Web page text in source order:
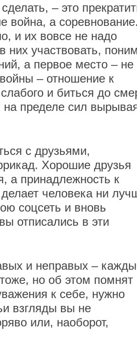
– это
война, а
и их вовсе не надо
них участвовать,
а первое место – не
– отношение к
и биться до
на пределе сил
с друзьями,
Хорошие друзья
а принадлежность к
человека ни
соцсеть и вновь
отписались в эти
и неправых –
но об этом помнят
к себе, нужно
взгляды вы не
или, наоборот,